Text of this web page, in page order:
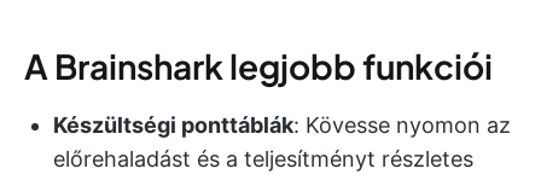
A Brainshark legjobb funkciói
Készültségi ponttáblák: Kövesse nyomon az
előrehaladást és a teljesítményt részletes